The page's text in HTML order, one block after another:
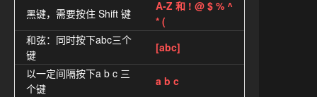
黑键，需要按住 Shift 键
A-Z 和 ! @ $ % ^
* (
和弦：同时按下abc三个
键
[abc]
以一定间隔按下a b c 三
个键
a b c